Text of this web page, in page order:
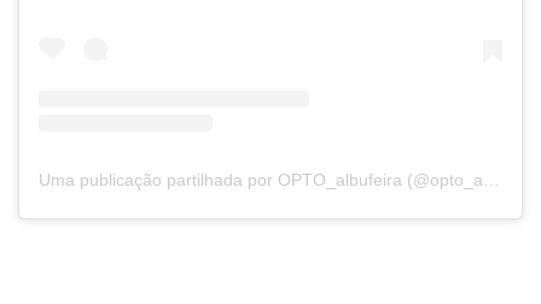
Uma publicação partilhada por OPTO_albufeira (@opto_albufeira)